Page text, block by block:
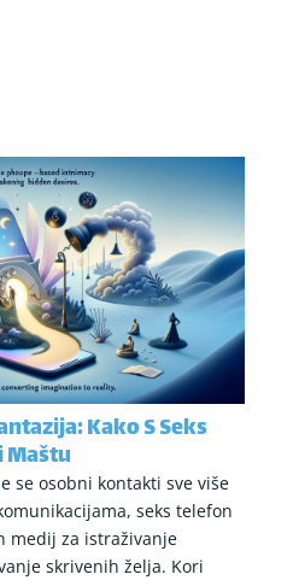
Kako S Seks
se osobni kontakti sve više
seks telefon
medij za istraživanje
skrivenih želja. Kori